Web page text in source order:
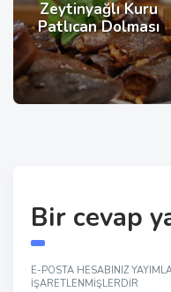
Zeytinyağlı Kuru
Patlıcan Dolması
Bir cevap
E-POSTA HESABINIZ
IŞARETLENMIŞLERDIR